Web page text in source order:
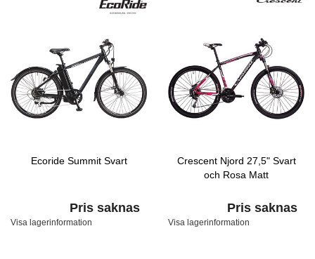
Ecoride Summit Svart
Pris saknas
Visa lagerinformation
Crescent Njord 27,5" Svart
och Rosa Matt
Pris saknas
Visa lagerinformation